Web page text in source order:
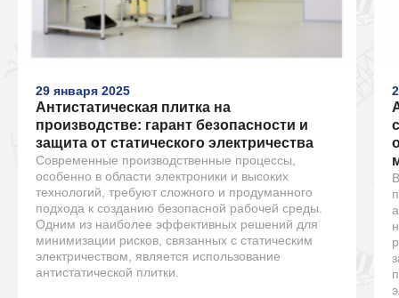
29 января 2025
Антистатическая плитка на
производстве: гарант безопасности и
защита от статического электричества
Современные производственные процессы,
особенно в области электроники и высоких
технологий, требуют сложного и продуманного
подхода к созданию безопасной рабочей среды.
Одним из наиболее эффективных решений для
минимизации рисков, связанных с статическим
электричеством, является использование
антистатической плитки.